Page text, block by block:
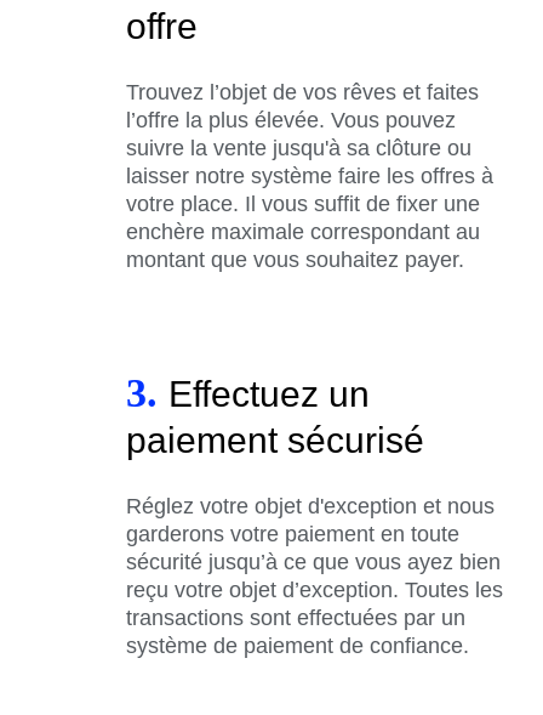
offre
Trouvez l’objet de vos rêves et faites
l’offre la plus élevée. Vous pouvez
suivre la vente jusqu'à sa clôture ou
laisser notre système faire les offres à
votre place. Il vous suffit de fixer une
enchère maximale correspondant au
montant que vous souhaitez payer.
3. Effectuez un
paiement sécurisé
Réglez votre objet d'exception et nous
garderons votre paiement en toute
sécurité jusqu’à ce que vous ayez bien
reçu votre objet d’exception. Toutes les
transactions sont effectuées par un
système de paiement de confiance.